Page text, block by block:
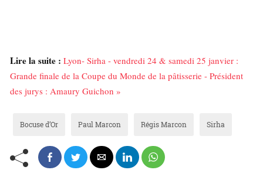
Lire la suite : Lyon- Sirha - vendredi 24 & samedi 25 janvier :
Grande finale de la Coupe du Monde de la pâtisserie - Président
des jurys : Amaury Guichon »
Bocuse d’Or Paul Marcon Régis Marcon Sirha